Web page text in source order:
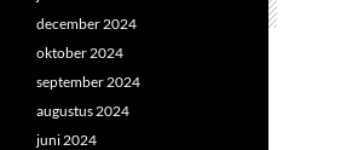
december 2024
oktober 2024
september 2024
augustus 2024
juni 2024